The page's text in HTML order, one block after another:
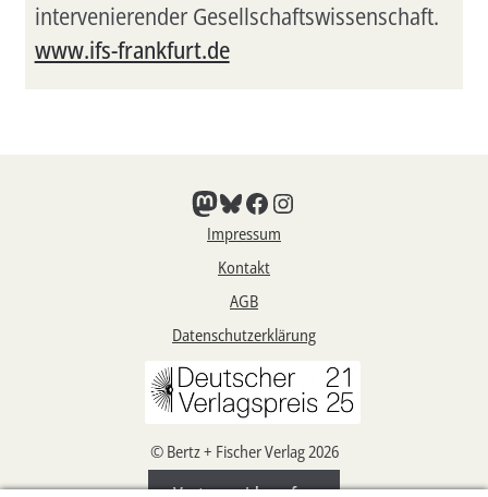
intervenierender Gesellschaftswissenschaft.
www.ifs-frankfurt.de
Mastodon
Bluesky
Facebook
Instagram
Impressum
Kontakt
AGB
Datenschutzerklärung
© Bertz + Fischer Verlag 2026